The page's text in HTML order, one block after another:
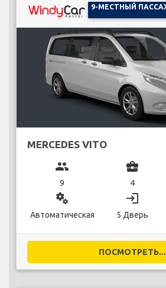
MERCEDES VITO
group
9
business_center
4
miscellaneous_services
Автоматическая
login
5 Дверь
ПОСМОТРЕТЬ...